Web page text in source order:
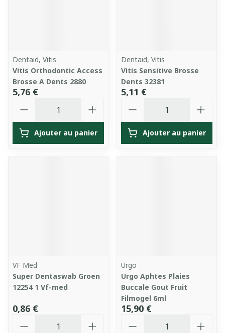
Dentaid, Vitis
Vitis Orthodontic Access
Brosse A Dents 2880
5,76 €
Ajouter au panier
Dentaid, Vitis
Vitis Sensitive Brosse
Dents 32381
5,11 €
Ajouter au panier
VF Med
Super Dentaswab Groen
12254 1 Vf-med
0,86 €
Urgo
Urgo Aphtes Plaies
Buccale Gout Fruit
Filmogel 6ml
15,90 €